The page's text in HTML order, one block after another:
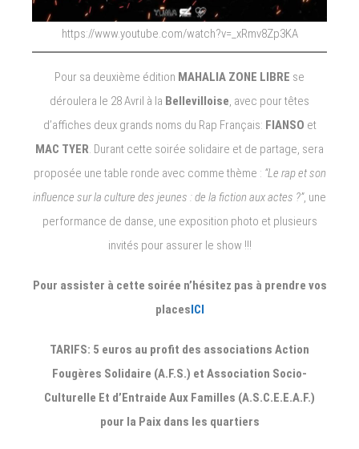
https://www.youtube.com/watch?v=_xRmv8Zp3KA
Pour sa deuxième édition MAHALIA ZONE LIBRE se
déroulera le 28 Avril à la Bellevilloise, avec pour têtes
d’affiches deux grands noms du Rap Français: FIANSO et
MAC TYER. Durant cette soirée solidaire et de partage, sera
proposée une table ronde avec comme thème : “Le rap et son
influence sur la culture des jeunes : de la fiction aux actes ?”, une
performance de danse, une exposition photo et plusieurs
invités pour assurer le show !!!
Pour assister à cette soirée n’hésitez pas à prendre vos
placesICI
TARIFS: 5 euros au profit des associations Action
Fougères Solidaire (A.F.S.) et Association Socio-
Culturelle Et d’Entraide Aux Familles (A.S.C.E.E.A.F.)
pour la Paix dans les quartiers